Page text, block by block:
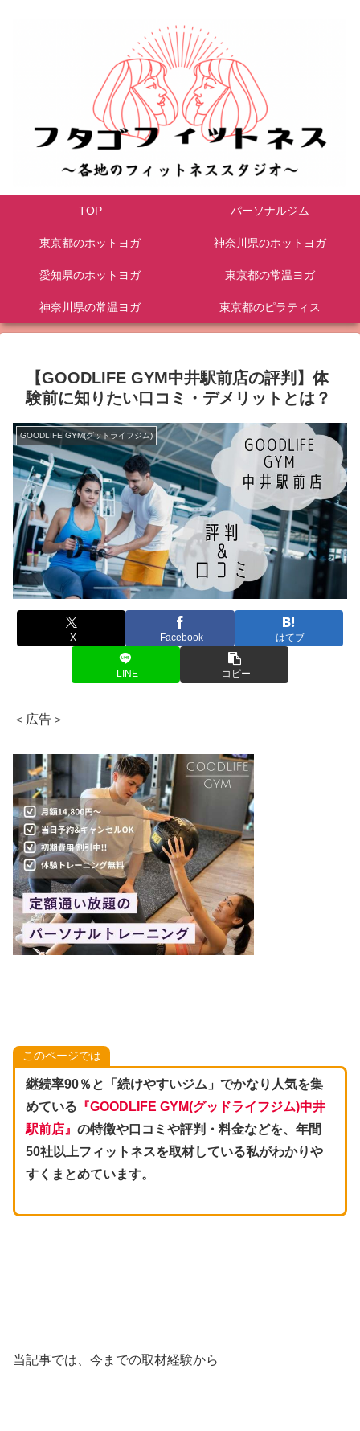
TOP パーソナルジム
東京都のホットヨガ 神奈川県のホットヨガ
愛知県のホットヨガ 東京都の常温ヨガ
神奈川県の常温ヨガ 東京都のピラティス
【GOODLIFE GYM中井駅前店の評判】体
験前に知りたい口コミ・デメリットとは？
GOODLIFE GYM(グッドライフジム)
X Facebook はてブ
LINE コピー
＜広告＞
このページでは
継続率90％と「続けやすいジム」でかなり人気を集
めている 『GOODLIFE GYM(グッドライフジム)中井
駅前店』 の特徴や口コミや評判・料金などを、年間
50社以上フィットネスを取材している私がわかりや
すくまとめています。
当記事では、今までの取材経験から